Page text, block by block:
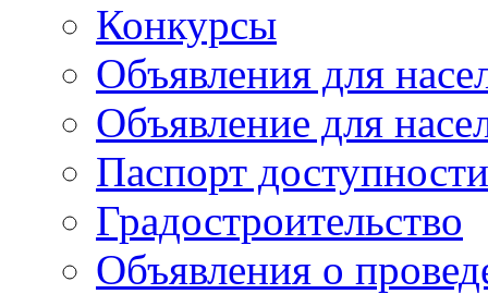
Конкурсы
Объявления для
Объявление для
Паспорт доступности
Градостроительство
Объявления о